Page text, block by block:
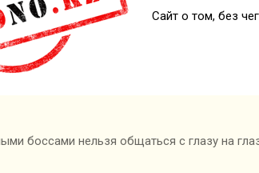
Сайт о том, без
боссами нельзя общаться с глазу на